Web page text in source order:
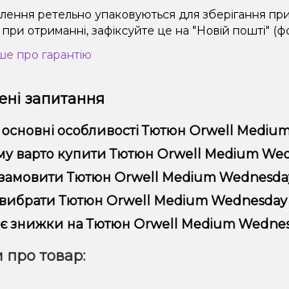
ретельно упаковуються для зберігання
отриманні, зафіксуйте це на "Новій пошті"
про гарантію
запитання
основні особливості Тютюн Orwell
Orwell Medium Wednesday (Венсдей, 200 г)
варто купити Тютюн Orwell Medium
тільки оригінальну продукцію,
Тютюн Orwell Medium
замовлення можна в кілька кліків:
Додайте Тютюн Orwell Medium Wednesday
Виберіть зручний спосіб оплати та доставки.
Тютюн Orwell Medium Wednesday
залежить від ваших уподобань – наприклад,
– потужність та смак. Наші менеджери
знижки на Тютюн Orwell Medium
телеграм-каналі, щоб не проґавити вигідні
про товар: